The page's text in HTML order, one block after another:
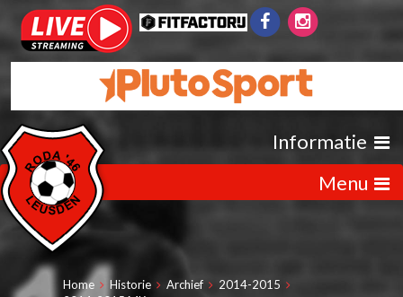
Informatie
Menu
Home Historie Archief
2014-2015